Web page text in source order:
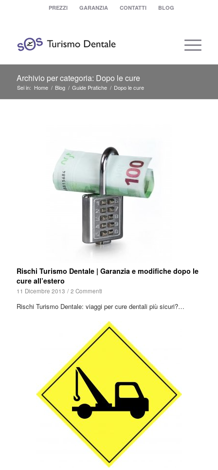
PREZZI GARANZIA CONTATTI BLOG
Archivio per categoria: Dopo le cure
Sei in: Home / Blog / Guide Pratiche / Dopo le cure
Rischi Turismo Dentale | Garanzia e modifiche dopo le
cure all’estero
11 Dicembre 2013 / 2 Commenti
Rischi Turismo Dentale: viaggi per cure dentali più sicuri?…